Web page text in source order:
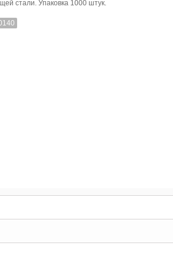
стали. Упаковка 1000 штук.